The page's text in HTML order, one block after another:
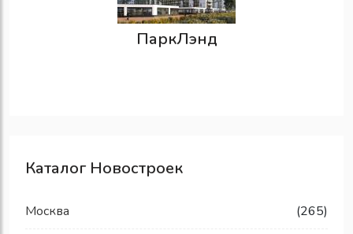
ПаркЛэнд
Каталог Новостроек
Москва (265)